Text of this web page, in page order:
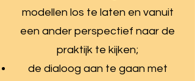
modellen los te laten en vanuit
een ander perspectief naar de
praktijk te kijken;
de dialoog aan te gaan met